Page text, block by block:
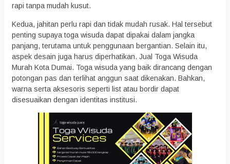
rapi tanpa mudah kusut.
Kedua, jahitan perlu rapi dan tidak mudah rusak. Hal tersebut
penting supaya toga wisuda dapat dipakai dalam jangka
panjang, terutama untuk penggunaan bergantian. Selain itu,
aspek desain juga harus diperhatikan. Jual Toga Wisuda
Murah Kota Dumai. Toga wisuda yang baik dirancang dengan
potongan pas dan terlihat anggun saat dikenakan. Bahkan,
warna serta aksesoris seperti list atau bordir dapat
disesuaikan dengan identitas institusi.